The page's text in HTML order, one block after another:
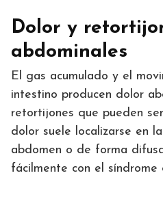
Dolor y
abdominales
El gas acumulado y el
intestino producen dolor
retortijones que pueden
dolor suele localizarse en
abdomen o de forma
fácilmente con el